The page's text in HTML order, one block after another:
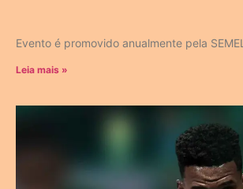
Evento é promovido anualmente pela SEMEL
Leia mais »